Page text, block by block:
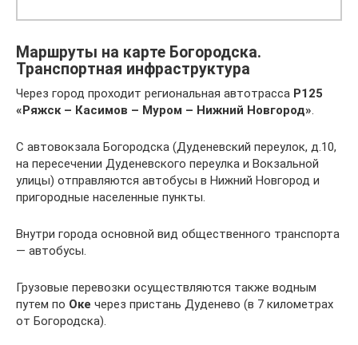
Маршруты на карте Богородска.
Транспортная инфраструктура
Через город проходит региональная автотрасса Р125
«Ряжск – Касимов – Муром – Нижний Новгород».
С автовокзала Богородска (Дуденевский переулок, д.10,
на пересечении Дуденевского переулка и Вокзальной
улицы) отправляются автобусы в Нижний Новгород и
пригородные населенные пункты.
Внутри города основной вид общественного транспорта
— автобусы.
Грузовые перевозки осуществляются также водным
путем по Оке через пристань Дуденево (в 7 километрах
от Богородска).